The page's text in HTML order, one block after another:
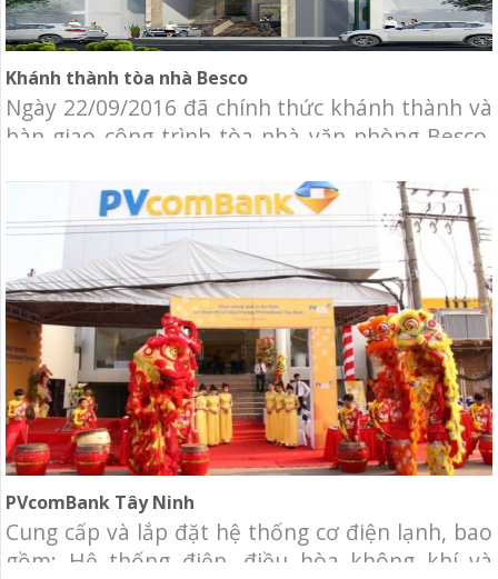
Khánh thành tòa nhà Besco
Ngày 22/09/2016 đã chính thức khánh thành và
bàn giao công trình tòa nhà văn phòng Besco.
dự được chọn làm nhà thầu cung cấp và thi
công lắp đặt hệ thống cơ điện lạnh Tòa nhà văn
phòng Besco. Chủ đầu tư: Công ty TNHH
PVcomBank Tây Ninh
Cung cấp và lắp đặt hệ thống cơ điện lạnh, bao
gồm: Hệ thống điện, điều hòa không khí và